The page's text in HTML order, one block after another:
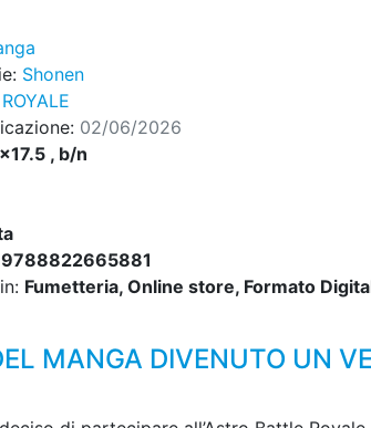
Shonen
02/06/2026
, b/n
9788822665881
Fumetteria, Online store, Formato
MANGA DIVENUTO UN